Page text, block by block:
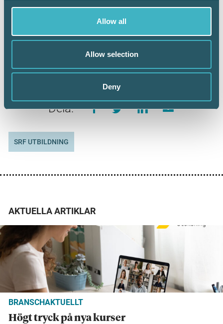
Allow all
Allow selection
Deny
4.Var aktiv under kursen, ställ frågor
och delta i diskussioner!
Dela:
SRF UTBILDNING
AKTUELLA ARTIKLAR
BRANSCHAKTUELLT
Högt tryck på nya kurser